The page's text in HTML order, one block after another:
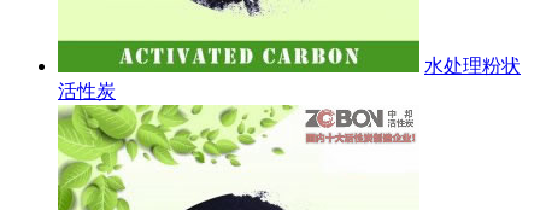
水处理粉状
活性炭